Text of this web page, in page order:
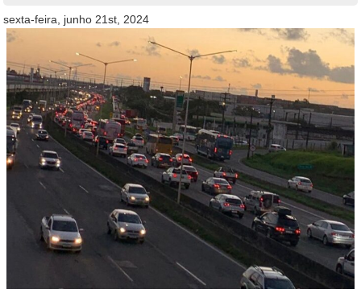
sexta-feira, junho 21st, 2024